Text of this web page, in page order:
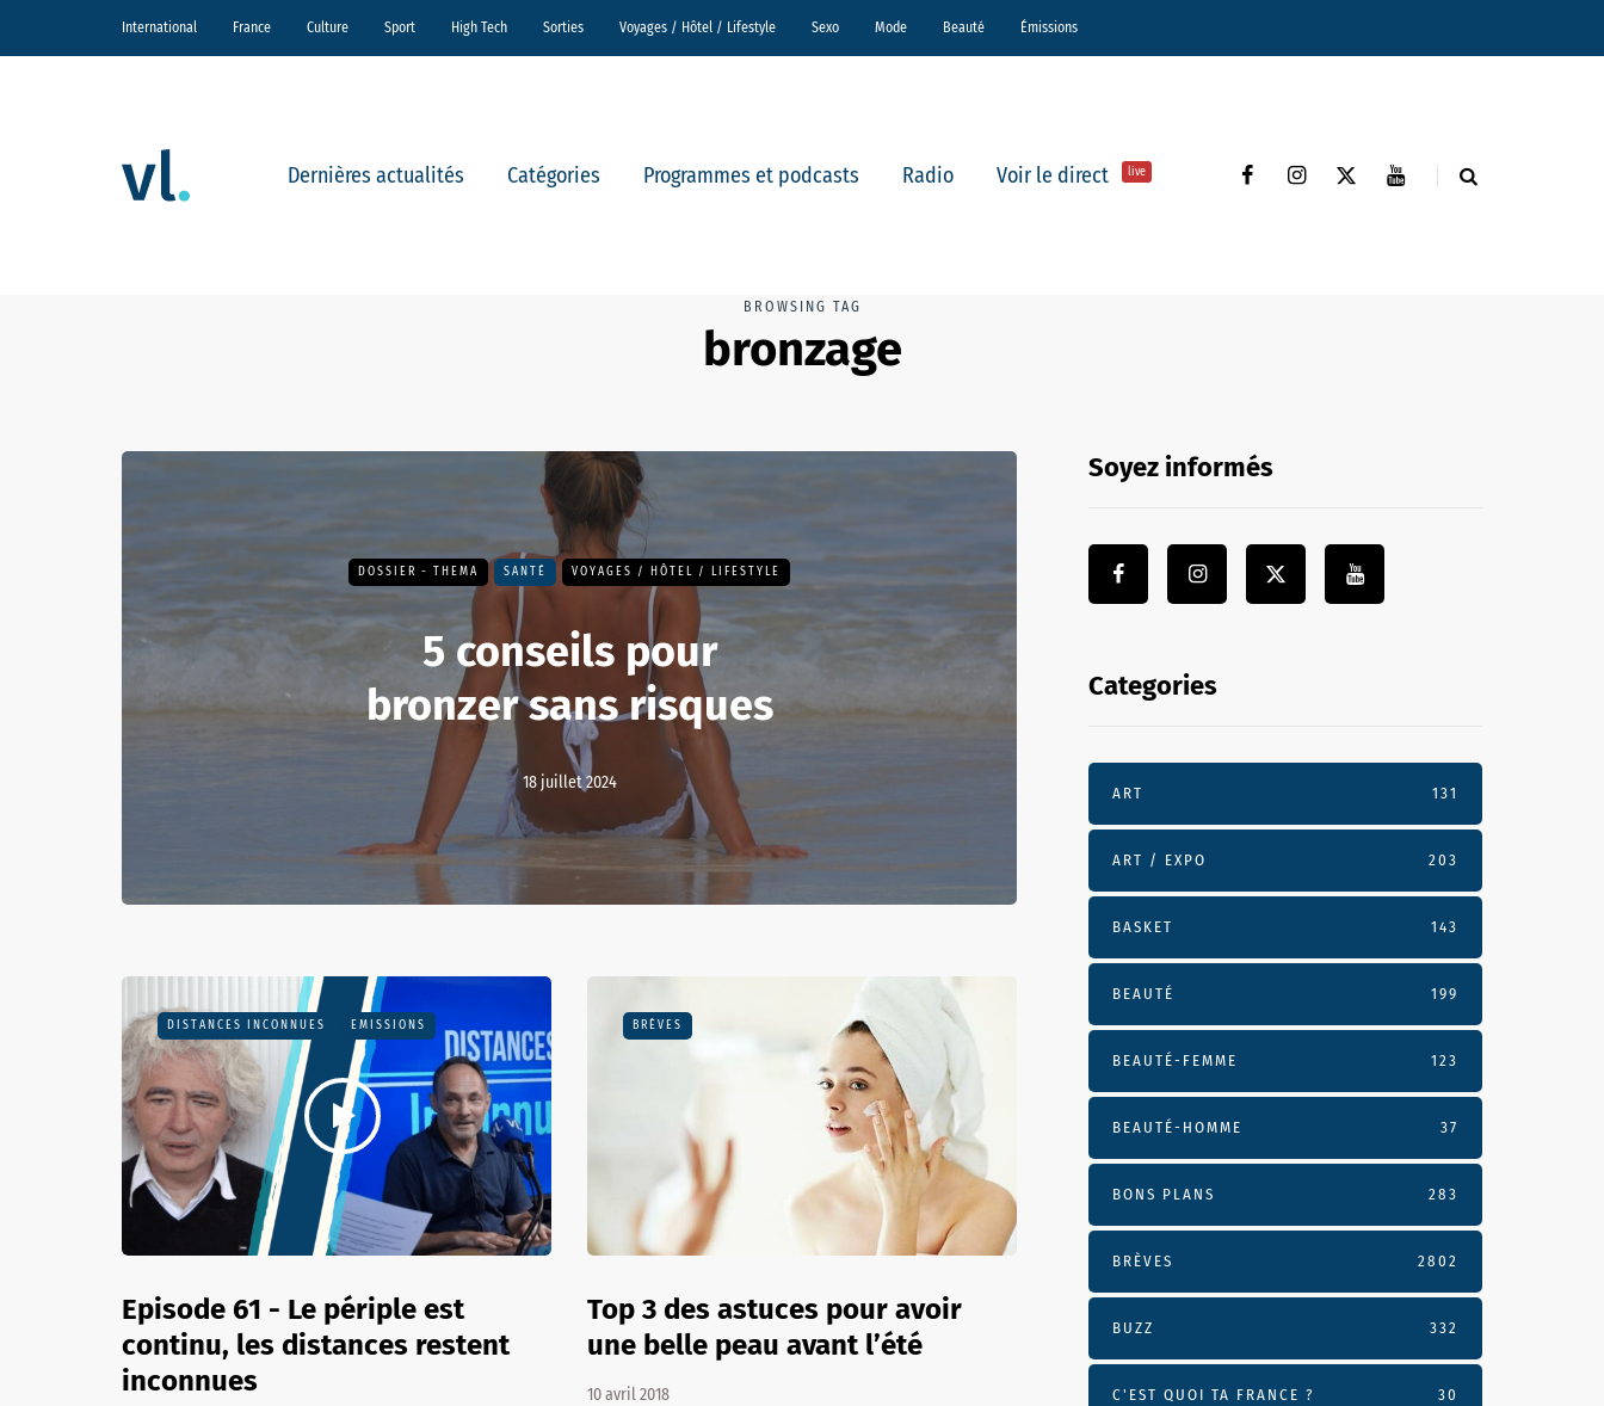
International France Culture Sport High Tech Sorties Voyages / Hôtel / Lifestyle Sexo Mode Beauté Émissions
Dernières actualités Catégories Programmes et podcasts Radio Voir le direct live
BROWSING TAG
bronzage
DOSSIER - THEMA SANTÉ VOYAGES / HÔTEL / LIFESTYLE
5 conseils pour
bronzer sans risques
18 juillet 2024
DISTANCES INCONNUES EMISSIONS
Episode 61 - Le périple est
continu, les distances restent
inconnues
BRÈVES
Top 3 des astuces pour avoir
une belle peau avant l’été
10 avril 2018
Soyez informés
Categories
ART 131
ART / EXPO 203
BASKET 143
BEAUTÉ 199
BEAUTÉ-FEMME 123
BEAUTÉ-HOMME 37
BONS PLANS 283
BRÈVES 2802
BUZZ 332
C'EST QUOI TA FRANCE ? 30